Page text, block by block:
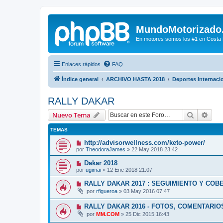
En motores somos los #1 en
Enlaces rápidos FAQ
Índice general ARCHIVO HASTA 2018 Deportes
RALLY DAKAR
Nuevo Tema Buscar
TEMAS
http://advisorwellness.com/keto-power/
por TheodoraJames » 22 May 2018 23:42
Dakar 2018
por ugimai » 12 Ene 2018 21:07
RALLY DAKAR 2017 : SEGUIMIENTO Y
por rfigueroa » 03 May 2016 07:47
RALLY DAKAR 2016 - FOTOS,
por MM.COM » 25 Dic 2015 16:43